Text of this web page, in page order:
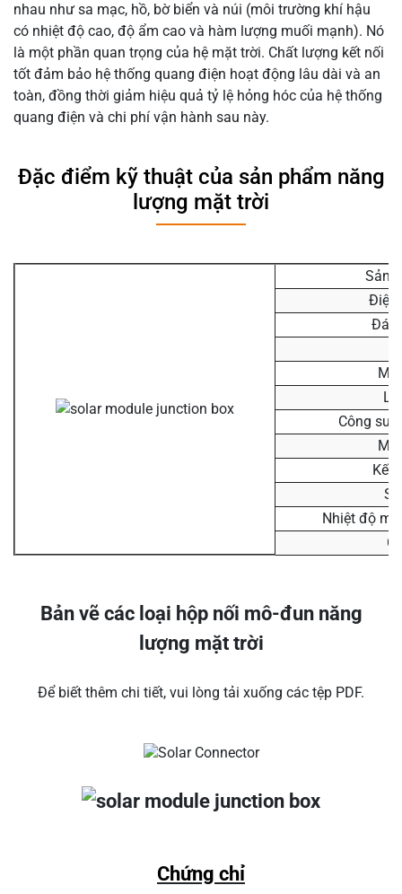
nhau như sa mạc, hồ, bờ biển và núi (môi trường khí hậu
có nhiệt độ cao, độ ẩm cao và hàm lượng muối mạnh). Nó
là một phần quan trọng của hệ mặt trời. Chất lượng kết nối
tốt đảm bảo hệ thống quang điện hoạt động lâu dài và an
toàn, đồng thời giảm hiệu quả tỷ lệ hỏng hóc của hệ thống
quang điện và chi phí vận hành sau này.
Đặc điểm kỹ thuật của sản phẩm năng
lượng mặt trời
Sản
Điện
Công
Kết
Nhiệt độ
Bản vẽ các loại hộp nối mô-đun năng
lượng mặt trời
Để biết thêm chi tiết, vui lòng tải xuống các tệp PDF.
Chứng chỉ